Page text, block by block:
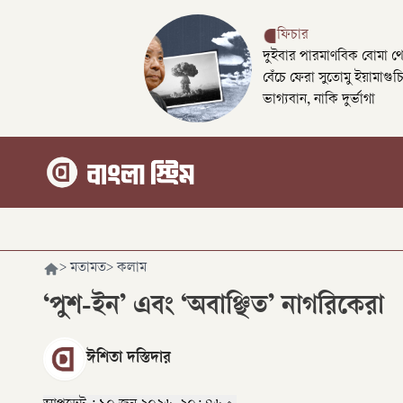
ফিচার
দুইবার পারমাণবিক বোমা
বেঁচে ফেরা সুতোমু
ভাগ্যবান, নাকি দুর্ভাগা
> মতামত> কলাম
‘পুশ-ইন’ এবং ‘অবাঞ্ছিত’ নাগরিকেরা
ঈশিতা দস্তিদার